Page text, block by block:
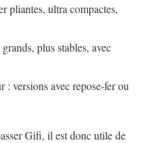
pliantes, ultra compactes,
plus stables, avec
versions avec repose-fer ou
Gifi, il est donc utile de